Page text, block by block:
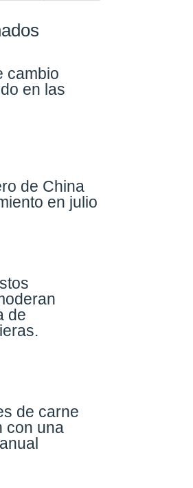
cambio
en las
de China
en julio​
de
de carne
con una